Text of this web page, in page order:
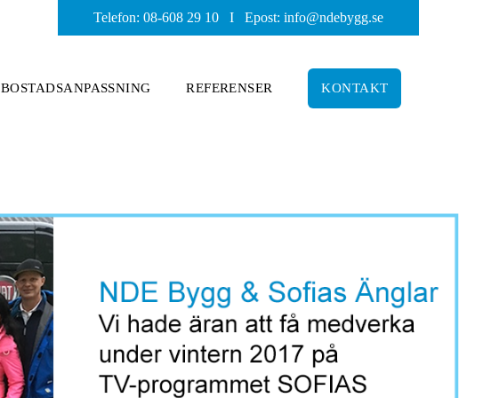
Telefon: 08-608 29 10 I Epost: info@ndebygg.se
BOSTADSANPASSNING REFERENSER KONTAKT